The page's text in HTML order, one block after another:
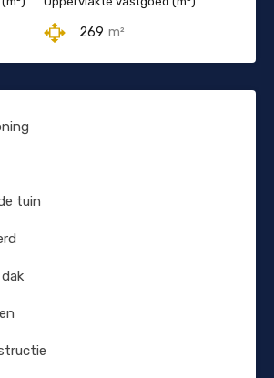
269 m²
tuin